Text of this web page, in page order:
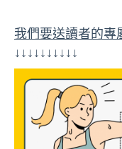
我們要送讀者的專
↓↓↓↓↓↓↓↓↓↓